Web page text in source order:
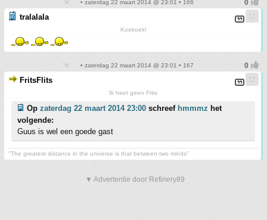
• zaterdag 22 maart 2014 @ 23:01 • 166
tralalala
Koekoek!
• zaterdag 22 maart 2014 @ 23:01 • 167
FritsFlits
Ik heet geen Frits
Op zaterdag 22 maart 2014 23:00 schreef hmmmz het
volgende:
Guus is wel een goede gast
"The greatest distance in the universe is that between two minds"
▼ Advertentie door Refinery89